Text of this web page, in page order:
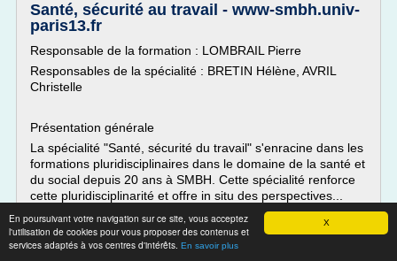
X
En poursuivant votre navigation sur ce site, vous acceptez
l'utilisation de cookies pour vous proposer des contenus et
services adaptés à vos centres d'intérêts. En savoir plus
Santé, sécurité au travail - www-smbh.univ-
paris13.fr
Responsable de la formation : LOMBRAIL Pierre
Responsables de la spécialité : BRETIN Hélène, AVRIL
Christelle
Présentation générale
La spécialité "Santé, sécurité du travail" s'enracine dans les
formations pluridisciplinaires dans le domaine de la santé et
du social depuis 20 ans à SMBH. Cette spécialité renforce
cette pluridisciplinarité et offre in situ des perspectives...
Lire la suite
Date:2017-04-23 02:52:50